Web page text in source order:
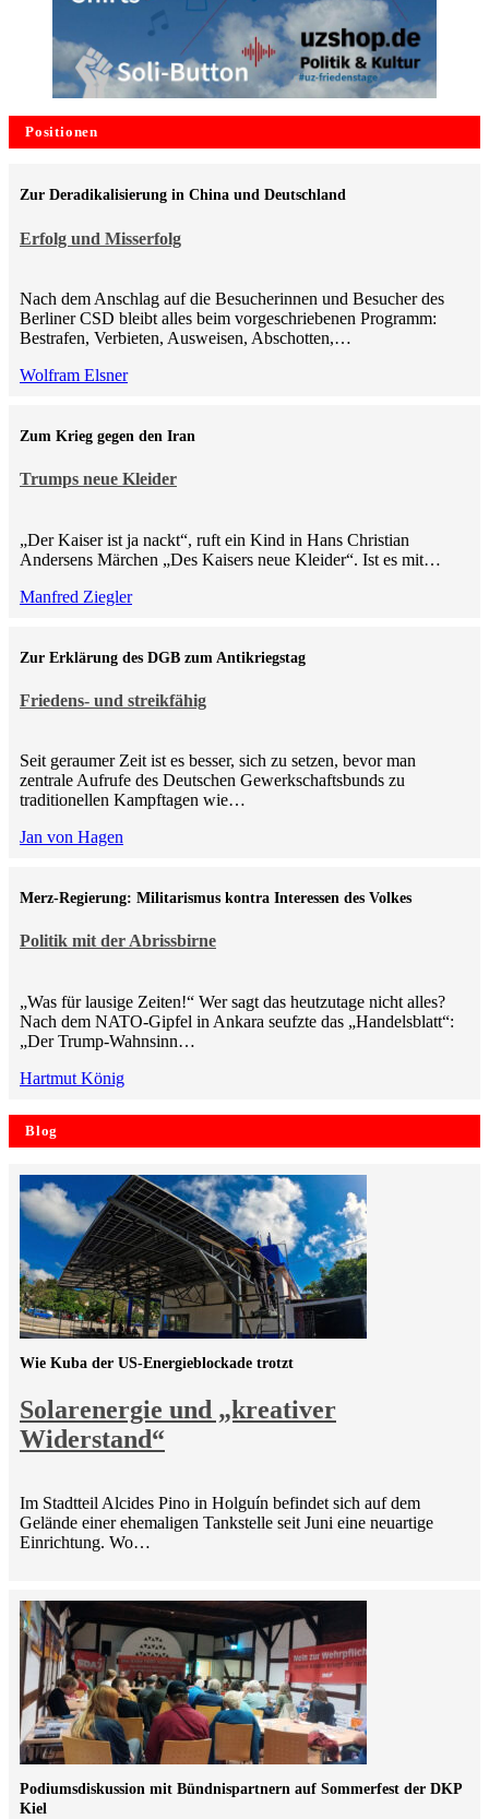
Positionen
Erfolg und Misserfolg
Zur Deradikalisierung in China und Deutschland
Nach dem Anschlag auf die Besucherinnen und Besucher des
Berliner CSD bleibt alles beim vorgeschriebenen Programm:
Bestrafen, Verbieten, Ausweisen, Abschotten,…
Wolfram Elsner
Trumps neue Kleider
Zum Krieg gegen den Iran
„Der Kaiser ist ja nackt“, ruft ein Kind in Hans Christian
Andersens Märchen „Des Kaisers neue Kleider“. Ist es mit…
Manfred Ziegler
Friedens- und streikfähig
Zur Erklärung des DGB zum Antikriegstag
Seit geraumer Zeit ist es besser, sich zu setzen, bevor man
zentrale Aufrufe des Deutschen Gewerkschaftsbunds zu
traditionellen Kampftagen wie…
Jan von Hagen
Politik mit der Abrissbirne
Merz-Regierung: Militarismus kontra Inte­ressen des Volkes
„Was für lausige Zeiten!“ Wer sagt das heutzutage nicht alles?
Nach dem NATO-Gipfel in Ankara seufzte das „Handelsblatt“:
„Der Trump-Wahnsinn…
Hartmut König
Blog
Solarenergie und „kreativer
Widerstand“
Wie Kuba der US-Energieblockade trotzt
Im Stadtteil Alcides Pino in Holguín befindet sich auf dem
Gelände einer ehemaligen Tankstelle seit Juni eine neuartige
Einrichtung. Wo…
Podiumsdiskussion mit Bündnispartnern auf Sommerfest der DKP
Kiel